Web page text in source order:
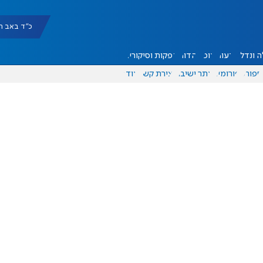
כ"ד באב תשפ"ו
ונדל"ן דעות אוכל יהדות הפקות וסיקורים
ספורט פורומים אתר ישיבה יצירת קשר עוד